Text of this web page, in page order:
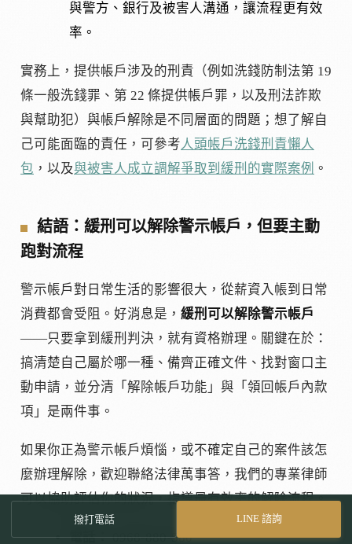
與警方、銀行及被害人溝通，讓流程更有效
率。
實務上，提供帳戶涉及的刑責（例如洗錢防制法第 19
條一般洗錢罪、第 22 條提供帳戶罪，以及刑法詐欺
與幫助犯）與帳戶解除是不同層面的問題；想了解自
己可能面臨的責任，可參考人頭帳戶洗錢刑責懶人
包 ，以及與被害人成立調解爭取到緩刑的實際案例 。
結語：緩刑可以解除警示帳戶，但要主動
跑對流程
警示帳戶對日常生活的影響很大，從薪資入帳到日常
消費都會受阻。好消息是， 緩刑可以解除警示帳戶
——只要拿到緩刑判決，就有資格辦理。關鍵在於：
搞清楚自己屬於哪一種、備齊正確文件、找對窗口主
動申請，並分清「解除帳戶功能」與「領回帳戶內款
項」是兩件事。
如果你正為警示帳戶煩惱，或不確定自己的案件該怎
麼辦理解除，歡迎聯絡法律萬事答，我們的專業律師
可以協助評估你的狀況，指導最有效率的解除流程。
電話：0968-880-580
撥打電話 LINE 諮詢